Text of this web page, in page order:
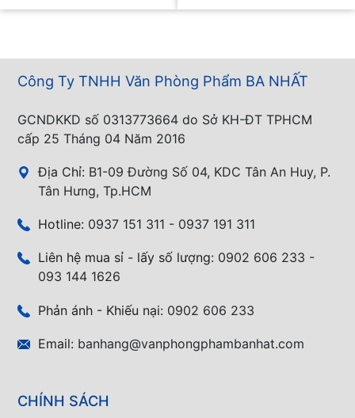
Công Ty TNHH Văn Phòng Phẩm BA NHẤT
GCNDKKD số 0313773664 do Sở KH-ĐT TPHCM
cấp 25 Tháng 04 Năm 2016
Địa Chỉ: B1-09 Đường Số 04, KDC Tân An Huy, P.
Tân Hưng, Tp.HCM
Hotline: 0937 151 311 - 0937 191 311
Liên hệ mua sỉ - lấy số lượng: 0902 606 233 -
093 144 1626
Phản ánh - Khiếu nại: 0902 606 233
Email: banhang@vanphongphambanhat.com
CHÍNH SÁCH